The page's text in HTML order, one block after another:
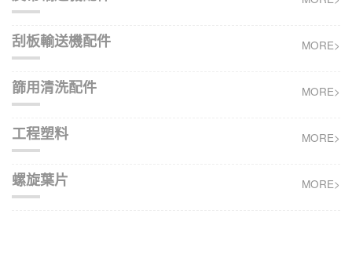
MORE>
刮板輸送機配件
MORE>
篩用清洗配件
MORE>
工程塑料
MORE>
螺旋葉片